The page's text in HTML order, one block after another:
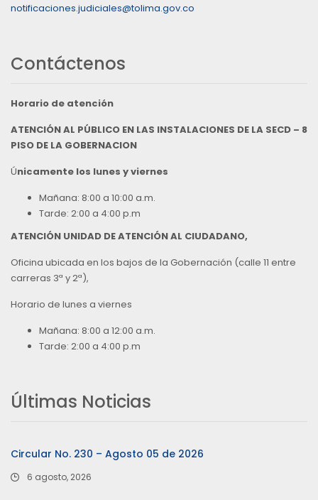
notificaciones.judiciales@tolima.gov.co
Contáctenos
Horario de atención
ATENCIÓN AL PÚBLICO EN LAS INSTALACIONES DE LA SECD – 8
PISO DE LA GOBERNACION
Únicamente los lunes y viernes
Mañana: 8:00 a 10:00 a.m.
Tarde: 2:00 a 4:00 p.m
ATENCIÓN UNIDAD DE ATENCIÓN AL CIUDADANO,
Oficina ubicada en los bajos de la Gobernación (calle 11 entre
carreras 3ª y 2ª),
Horario de lunes a viernes
Mañana: 8:00 a 12:00 a.m.
Tarde: 2:00 a 4:00 p.m
Últimas Noticias
Circular No. 230 – Agosto 05 de 2026
6 agosto, 2026